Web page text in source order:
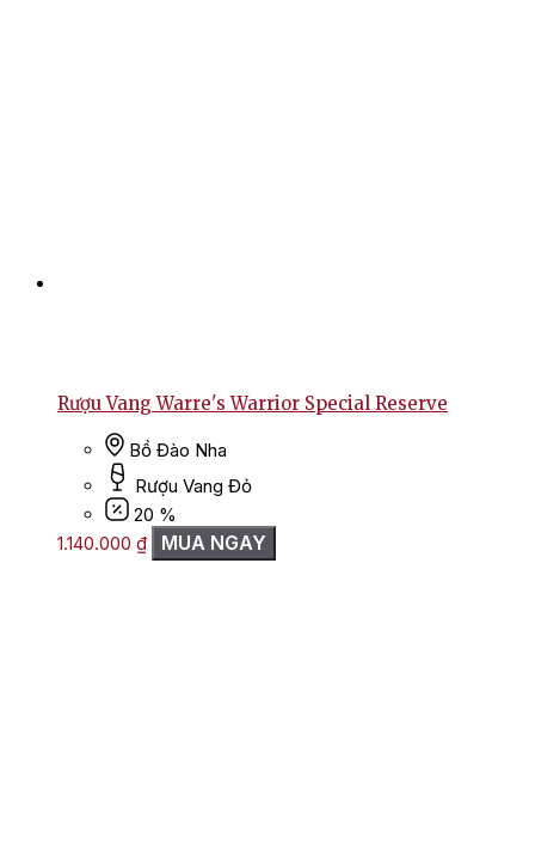
Rượu Vang Warre's Warrior Special Reserve
Bồ Đào Nha
Rượu Vang Đỏ
20 %
1.140.000 ₫ MUA NGAY